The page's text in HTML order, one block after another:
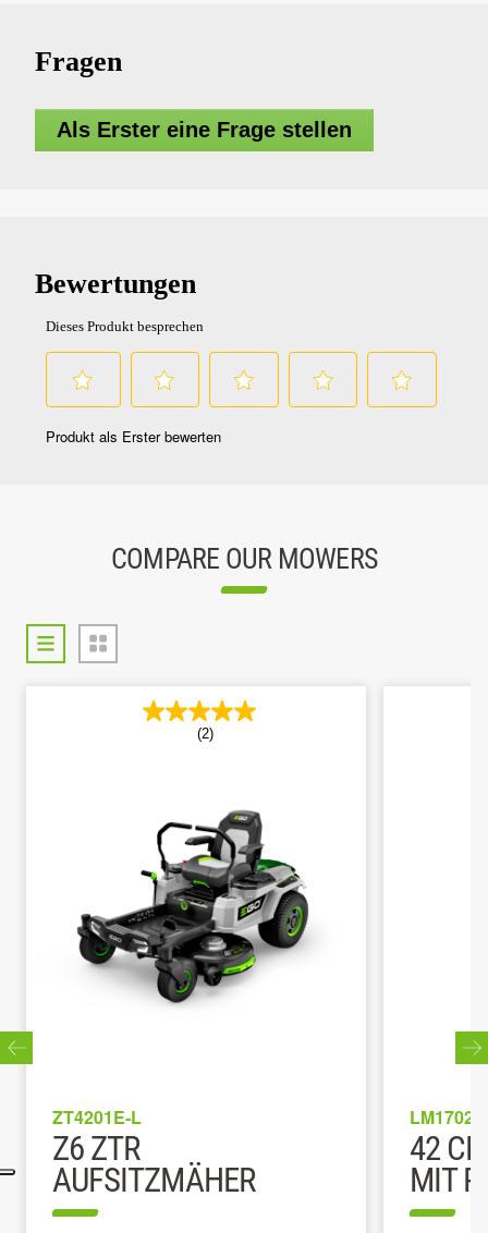
Fragen
Als Erster eine Frage stellen
COMPARE OUR MOWERS
(2)
ZT4201E-L
Z6 ZTR
AUFSITZMÄHER
42
MIT